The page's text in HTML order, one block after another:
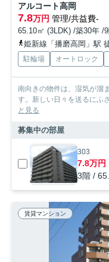
アルコート高岡
7.8万円 管理/共益費-
65.10㎡ (3LDK) /築30年 /
姫新線「播磨高岡」駅
駐輪場 オートロック
南向きの物件は、湿気が溜
す。新しい日々を送るにふ
と見る
募集中の部屋
303
7.8万円
3階 /
賃貸マンション